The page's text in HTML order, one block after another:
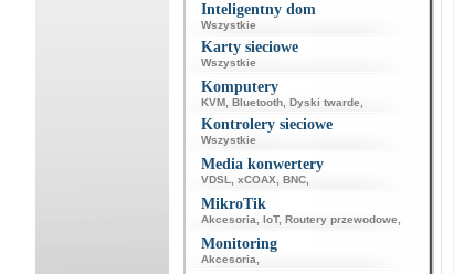
Inteligentny dom
Wszystkie
Karty sieciowe
Wszystkie
Komputery
KVM, Bluetooth, Dyski twarde
Kontrolery sieciowe
Wszystkie
Media konwertery
VDSL xCOAX BNC,
MikroTik
Akcesoria IoT, Routery przewodowe
Monitoring
Akcesoria